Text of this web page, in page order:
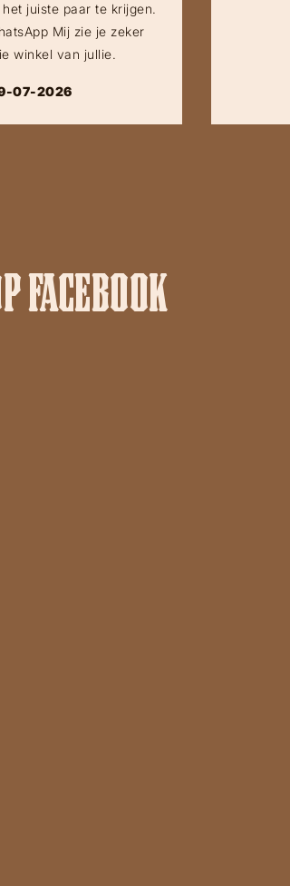
juiste paar te krijgen.
Mij zie je zeker
winkel van jullie.
07-2026
FACEBOOK